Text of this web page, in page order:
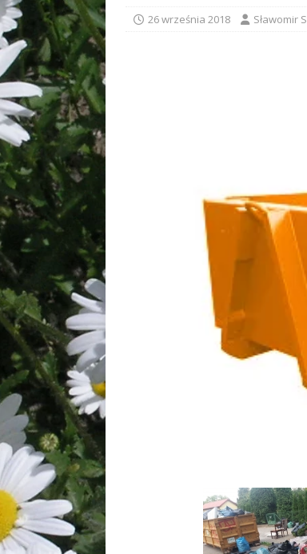
26 września 2018 Sławomir